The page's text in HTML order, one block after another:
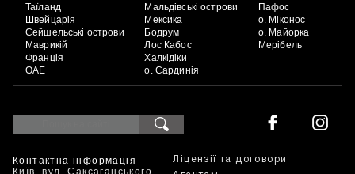
Таїланд
Швейцарія
Сейшельські острови
Маврикій
Франція
ОАЕ
Мальдівські острови
Мексика
Бодрум
Лос Кабос
Халкідіки
о. Сардинія
Пафос
о. Міконос
о. Майорка
Мерібель
Контактна інформація
Київ, вул. Саксаганського,
Ліцензії та договори